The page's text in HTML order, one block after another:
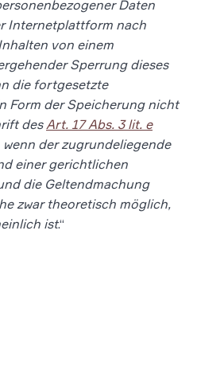
Daten
Internetplattform nach
von einem
Sperrung dieses
die fortgesetzte
Form der Speicherung nicht
des Art. 17 Abs. 3 lit. e
der zugrundeliegende
einer gerichtlichen
die Geltendmachung
zwar theoretisch möglich,
ist.“